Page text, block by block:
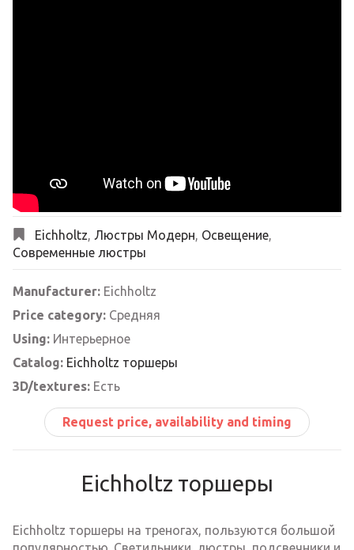
Eichholtz, Люстры Модерн, Освещение,
Современные люстры
Manufacturer: Eichholtz
Price category: Средняя
Using: Интерьерное
Catalog: Eichholtz торшеры
3D/textures: Есть
Request price, availability and timing
Eichholtz торшеры
Eichholtz торшеры на треногах, пользуются большой